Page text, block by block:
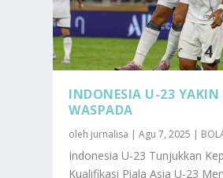
INDONESIA U-23
WASPADA
oleh jurnalisa |Agu 7, 2025 |
Indonesia U-23 Tunjukkan
Kualifikasi Piala Asia U-23